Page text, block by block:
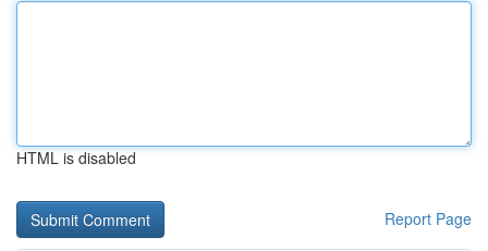
HTML is disabled
Report Page